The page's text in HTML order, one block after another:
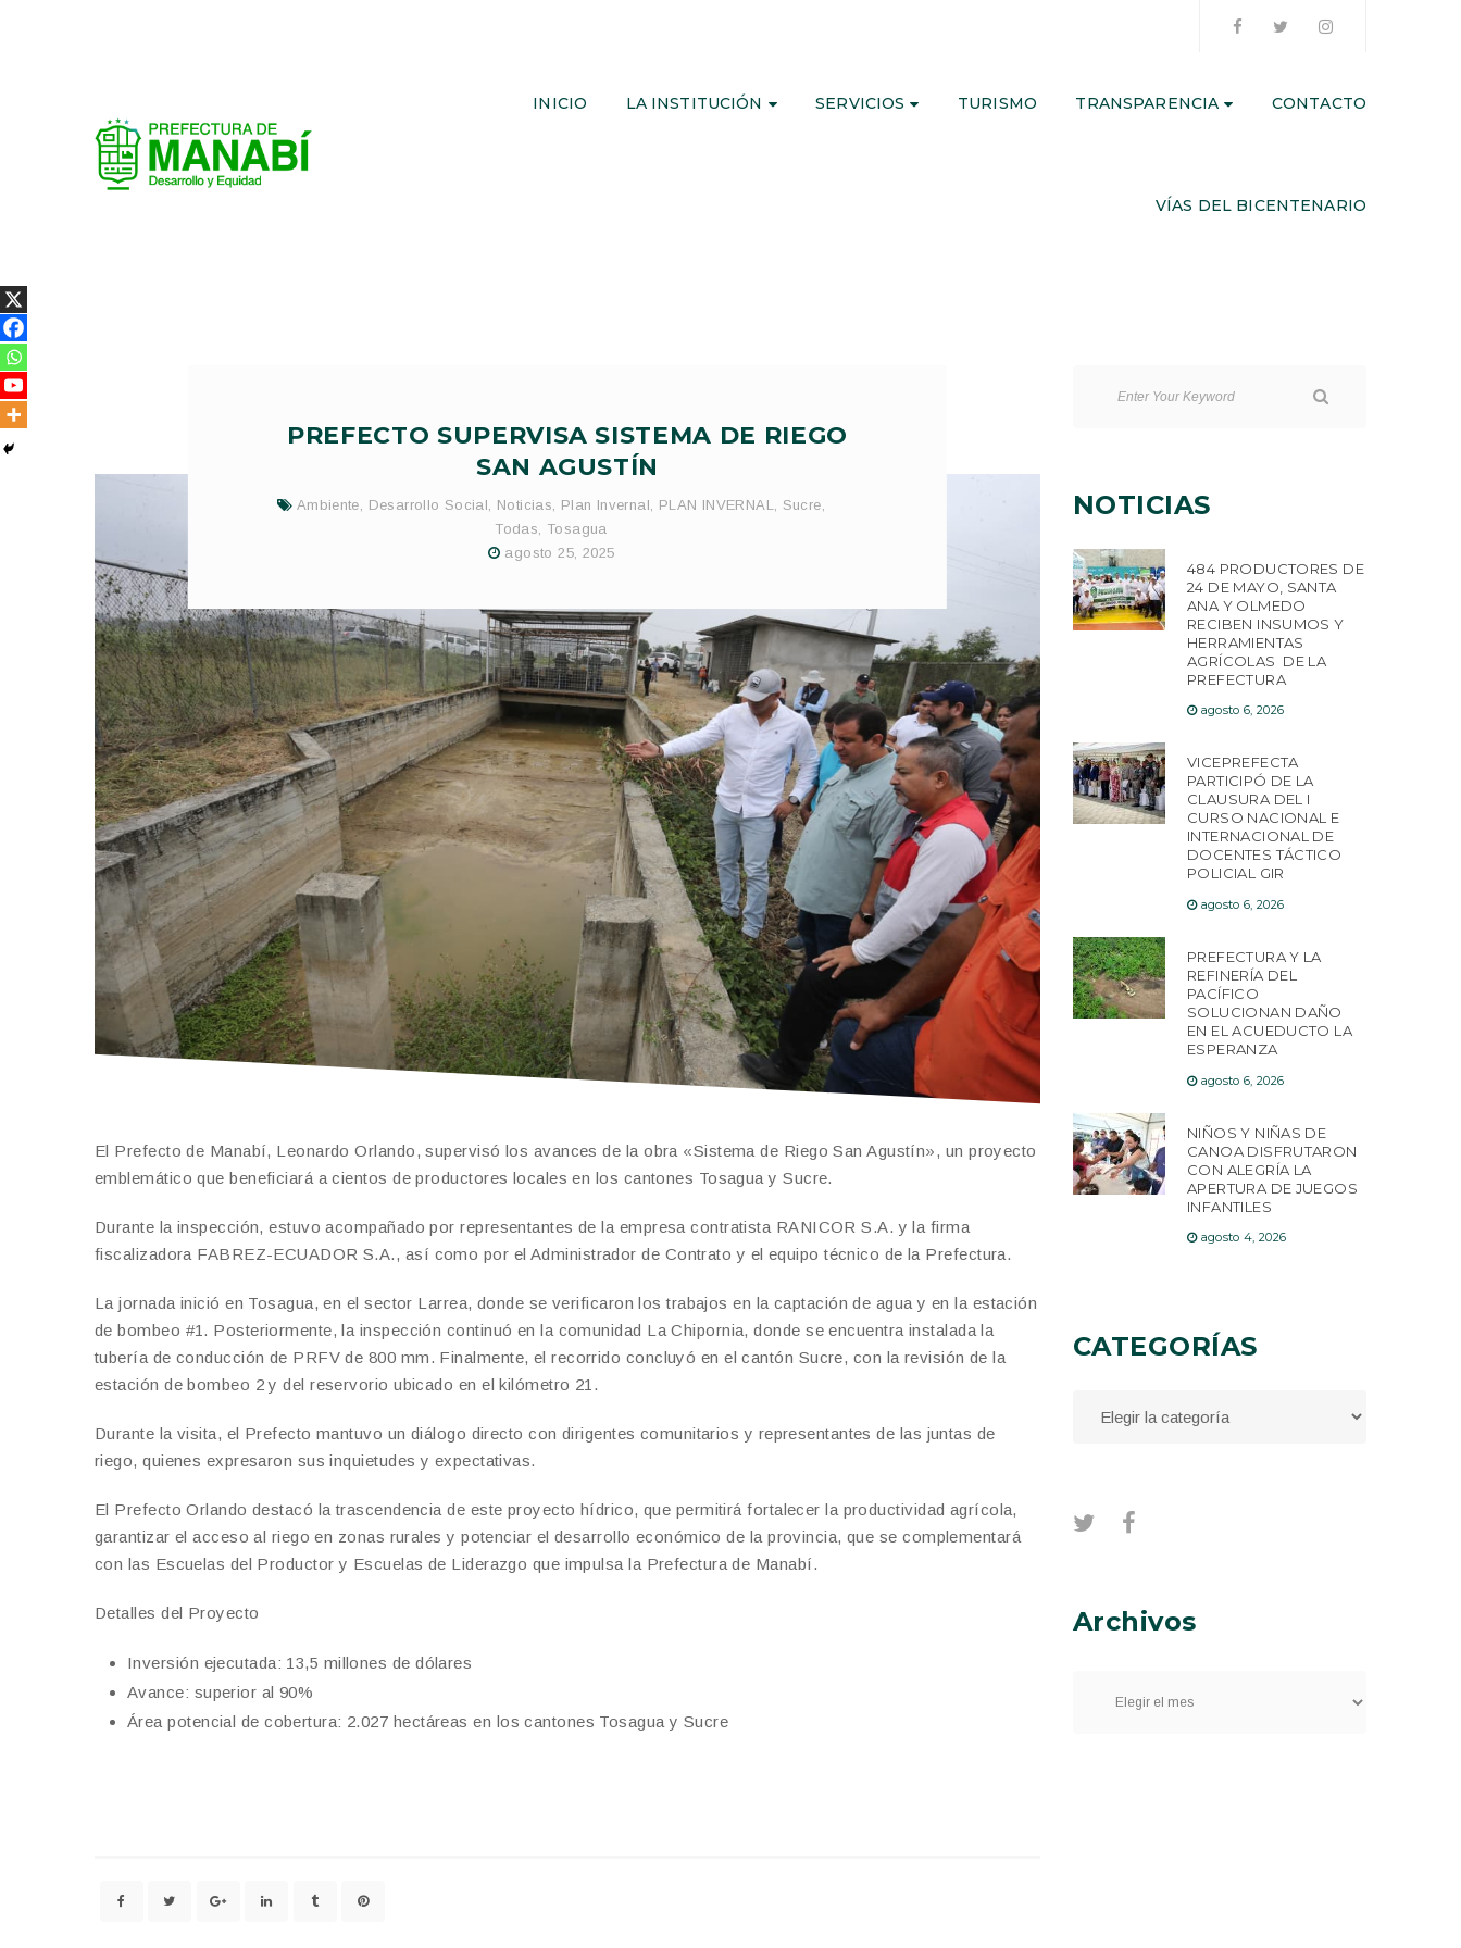
INICIO LA INSTITUCIÓN SERVICIOS TURISMO TRANSPARENCIA CONTACTO
VÍAS DEL BICENTENARIO
PREFECTO SUPERVISA SISTEMA DE RIEGO
SAN AGUSTÍN
Ambiente Desarrollo Social Noticias Plan Invernal PLAN INVERNAL Sucre
Todas
Tosagua
agosto 25, 2025
El Prefecto de Manabí, Leonardo Orlando, supervisó los avances de la obra «Sistema de Riego San Agustín», un proyecto
emblemático que beneficiará a cientos de productores locales en los cantones Tosagua y Sucre.
Durante la inspección, estuvo acompañado por representantes de la empresa contratista RANICOR S.A. y la firma
fiscalizadora FABREZ-ECUADOR S.A., así como por el Administrador de Contrato y el equipo técnico de la Prefectura.
La jornada inició en Tosagua, en el sector Larrea, donde se verificaron los trabajos en la captación de agua y en la estación
de bombeo #1. Posteriormente, la inspección continuó en la comunidad La Chipornia, donde se encuentra instalada la
tubería de conducción de PRFV de 800 mm. Finalmente, el recorrido concluyó en el cantón Sucre, con la revisión de la
estación de bombeo 2 y del reservorio ubicado en el kilómetro 21.
Durante la visita, el Prefecto mantuvo un diálogo directo con dirigentes comunitarios y representantes de las juntas de
riego, quienes expresaron sus inquietudes y expectativas.
El Prefecto Orlando destacó la trascendencia de este proyecto hídrico, que permitirá fortalecer la productividad agrícola,
garantizar el acceso al riego en zonas rurales y potenciar el desarrollo económico de la provincia, que se complementará
con las Escuelas del Productor y Escuelas de Liderazgo que impulsa la Prefectura de Manabí.
Detalles del Proyecto
Inversión ejecutada: 13,5 millones de dólares
Avance: superior al 90%
Área potencial de cobertura: 2.027 hectáreas en los cantones Tosagua y Sucre
NOTICIAS
484 PRODUCTORES DE
24 DE MAYO, SANTA
ANA Y OLMEDO
RECIBEN INSUMOS Y
HERRAMIENTAS
AGRÍCOLAS DE LA
PREFECTURA
agosto 6, 2026
VICEPREFECTA
PARTICIPÓ DE LA
CLAUSURA DEL I
CURSO NACIONAL E
INTERNACIONAL DE
DOCENTES TÁCTICO
POLICIAL GIR
agosto 6, 2026
PREFECTURA Y LA
REFINERÍA DEL
PACÍFICO
SOLUCIONAN DAÑO
EN EL ACUEDUCTO LA
ESPERANZA
agosto 6, 2026
NIÑOS Y NIÑAS DE
CANOA DISFRUTARON
CON ALEGRÍA LA
APERTURA DE JUEGOS
INFANTILES
agosto 4, 2026
CATEGORÍAS
Archivos